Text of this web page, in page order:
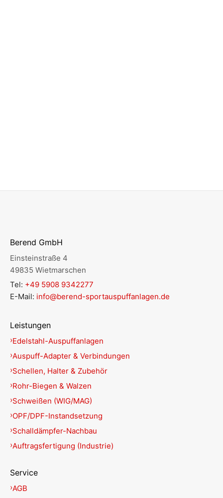
Berend GmbH
Einsteinstraße 4
49835 Wietmarschen
Tel: +49 5908 9342277
E-Mail: info@berend-sportauspuffanlagen.de
Leistungen
Edelstahl-Auspuffanlagen
Auspuff-Adapter & Verbindungen
Schellen, Halter & Zubehör
Rohr-Biegen & Walzen
Schweißen (WIG/MAG)
OPF/DPF-Instandsetzung
Schalldämpfer-Nachbau
Auftragsfertigung (Industrie)
Service
AGB